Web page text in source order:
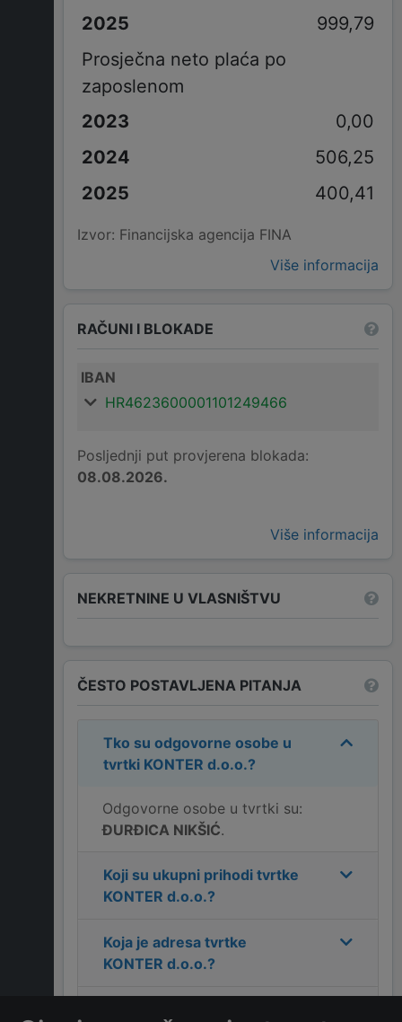
999,79
Prosječna neto plaća po
zaposlenom
0,00
506,25
400,41
Izvor: Financijska agencija FINA
Više informacija
RAČUNI I BLOKADE
IBAN
HR4623600001101249466
Posljednji put provjerena blokada:
08.08.2026.
Više informacija
NEKRETNINE U VLASNIŠTVU
ČESTO POSTAVLJENA PITANJA
Tko su odgovorne osobe u
tvrtki KONTER d.o.o.?
Odgovorne osobe u tvrtki su:
ĐURĐICA NIKŠIĆ.
Koji su ukupni prihodi tvrtke
KONTER d.o.o.?
Koja je adresa tvrtke
KONTER d.o.o.?